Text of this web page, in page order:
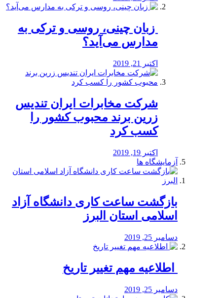
️ زبان چینی، روسی و ترکی به
مدارس می‌آید؟
اکتبر 21, 2019
شرکت مخابرات ایران تندیس
زرین برند محبوب کشور را
کسب کرد
اکتبر 19, 2019
آزمایشگاه ها
بازگشت ساعت کاری دانشگاه آزاد
اسلامی استان البرز
دسامبر 25, 2019
️ اطلاعیه مهم تغییر تاریخ
دسامبر 25, 2019